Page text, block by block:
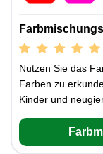
Nutzen Sie das
Farben zu
Kinder und